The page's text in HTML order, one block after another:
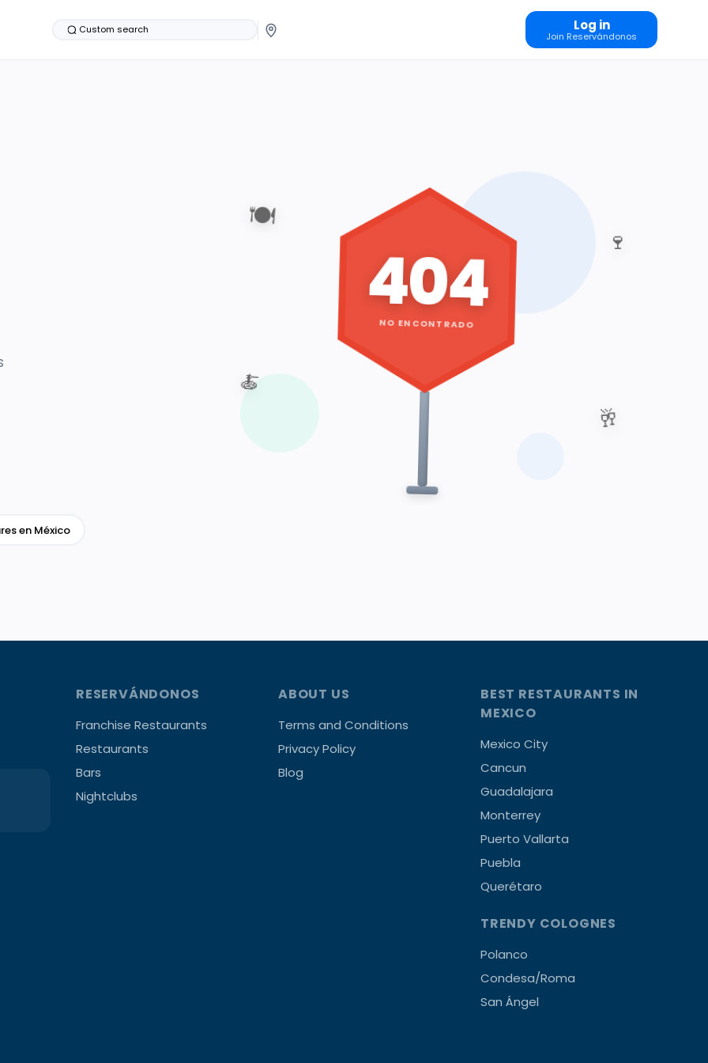
Custom search Log in
Join Reservándonos
en México
🍽️
🍷
🥂
🍝
404
NO ENCONTRADO
RESERVÁNDONOS
Franchise Restaurants
Restaurants
Bars
Nightclubs
ABOUT US
Terms and Conditions
Privacy Policy
Blog
BEST RESTAURANTS IN
MEXICO
Mexico City
Cancun
Guadalajara
Monterrey
Puerto Vallarta
Puebla
Querétaro
TRENDY COLOGNES
Polanco
Condesa/Roma
San Ángel